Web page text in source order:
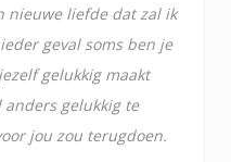
nieuwe liefde dat zal ik
geval soms ben je
gelukkig maakt
gelukkig te
jou zou terugdoen.